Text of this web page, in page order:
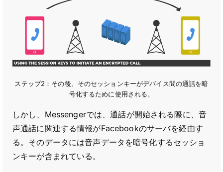
ステップ2：その後、そのセッションキーがデバイス間の通話を暗
号化するために使用される。
しかし、Messengerでは、通話が開始される際に、音
声通話に関連する情報がFacebookのサーバを経由す
る。そのデータには音声データを暗号化するセッショ
ンキーが含まれている。